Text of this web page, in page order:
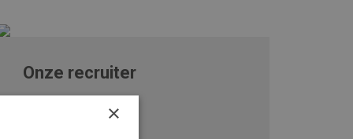
Onze recruiter
Koen Hensgens
×